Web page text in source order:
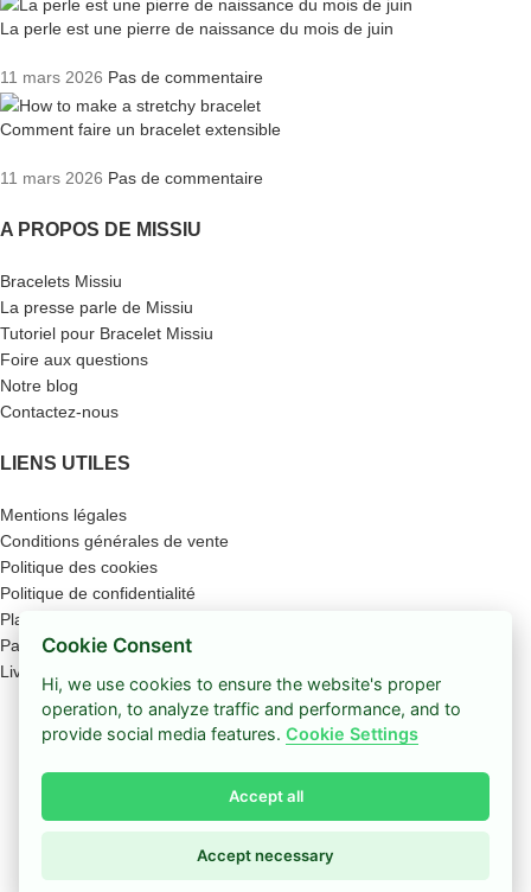
La perle est une pierre de naissance du mois de juin
11 mars 2026 Pas de commentaire
Comment faire un bracelet extensible
11 mars 2026 Pas de commentaire
A PROPOS DE MISSIU
Bracelets Missiu
La presse parle de Missiu
Tutoriel pour Bracelet Missiu
Foire aux questions
Notre blog
Contactez-nous
LIENS UTILES
Mentions légales
Conditions générales de vente
Politique des cookies
Politique de confidentialité
Plan du site
Paiement sécurisé
Livraison
Boutique
Coup de cœur
Panier
Cookie Consent
Hi, we use cookies to ensure the website's proper
operation, to analyze traffic and performance, and to
provide social media features.Cookie Settings
Accept all
Accept necessary